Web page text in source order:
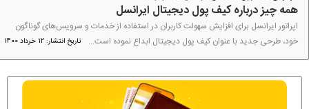
همه چیز درباره کیف پول دیجیتال ایرانسل
اپراتور ایرانسل برای افزایش سهولت کاربران در استفاده از خدمات و سرویس‌های گوناگون
خود، طرحی جدید با عنوان کیف پول دیجیتال ابداع نموده است...
تاریخ انتشار: 12 خرداد 1400